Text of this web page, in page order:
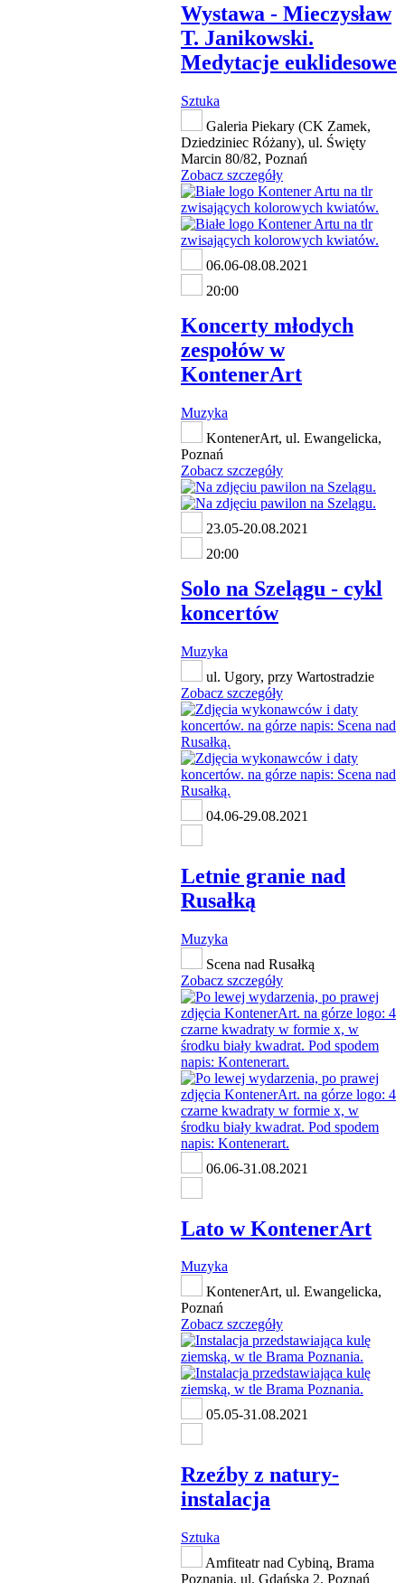
Wystawa - Mieczysław
T. Janikowski.
Medytacje euklidesowe
Sztuka
Galeria Piekary (CK Zamek,
Dziedziniec Różany), ul. Święty
Marcin 80/82, Poznań
Zobacz szczegóły
06.06-08.08.2021
20:00
Koncerty młodych
zespołów w
KontenerArt
Muzyka
KontenerArt, ul. Ewangelicka,
Poznań
Zobacz szczegóły
23.05-20.08.2021
20:00
Solo na Szelągu - cykl
koncertów
Muzyka
ul. Ugory, przy Wartostradzie
Zobacz szczegóły
04.06-29.08.2021
Letnie granie nad
Rusałką
Muzyka
Scena nad Rusałką
Zobacz szczegóły
06.06-31.08.2021
Lato w KontenerArt
Muzyka
KontenerArt, ul. Ewangelicka,
Poznań
Zobacz szczegóły
05.05-31.08.2021
Rzeźby z natury-
instalacja
Sztuka
Amfiteatr nad Cybiną, Brama
Poznania, ul. Gdańska 2, Poznań